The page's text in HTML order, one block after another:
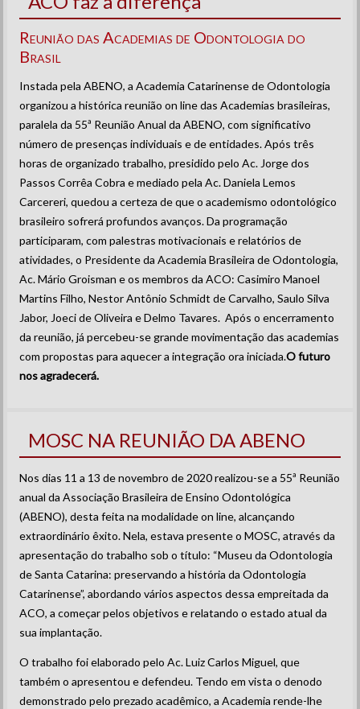
Reunião das Academias de Odontologia do
Brasil
Instada pela ABENO, a Academia Catarinense de Odontologia
organizou a histórica reunião on line das Academias brasileiras,
paralela da 55ª Reunião Anual da ABENO, com significativo
número de presenças individuais e de entidades. Após três
horas de organizado trabalho, presidido pelo Ac. Jorge dos
Passos Corrêa Cobra e mediado pela Ac. Daniela Lemos
Carcereri, quedou a certeza de que o academismo odontológico
brasileiro sofrerá profundos avanços. Da programação
participaram, com palestras motivacionais e relatórios de
atividades, o Presidente da Academia Brasileira de Odontologia,
Ac. Mário Groisman e os membros da ACO: Casimiro Manoel
Martins Filho, Nestor Antônio Schmidt de Carvalho, Saulo Silva
Jabor, Joeci de Oliveira e Delmo Tavares. Após o encerramento
da reunião, já percebeu-se grande movimentação das academias
com propostas para aquecer a integração ora iniciada.O futuro
nos agradecerá.
MOSC NA REUNIÃO DA ABENO
Nos dias 11 a 13 de novembro de 2020 realizou-se a 55ª Reunião
anual da Associação Brasileira de Ensino Odontológica
(ABENO), desta feita na modalidade on line, alcançando
extraordinário êxito. Nela, estava presente o MOSC, através da
apresentação do trabalho sob o título: “Museu da Odontologia
de Santa Catarina: preservando a história da Odontologia
Catarinense”, abordando vários aspectos dessa empreitada da
ACO, a começar pelos objetivos e relatando o estado atual da
sua implantação.
O trabalho foi elaborado pelo Ac. Luiz Carlos Miguel, que
também o apresentou e defendeu. Tendo em vista o denodo
demonstrado pelo prezado acadêmico, a Academia rende-lhe